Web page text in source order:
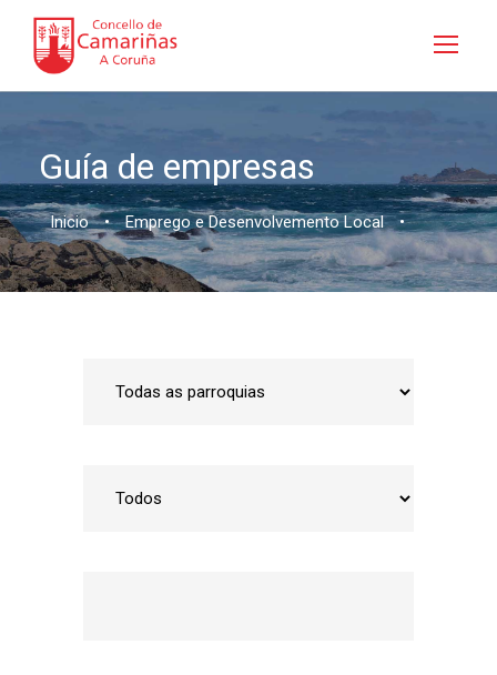
Guía de empresas
Inicio • Emprego e Desenvolvemento Local •